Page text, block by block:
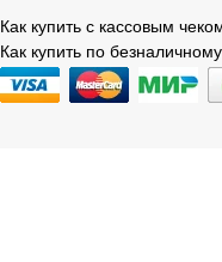
Как купить с кассовым
Как купить по